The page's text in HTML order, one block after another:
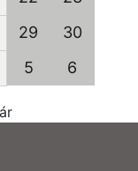
29
30
5 6